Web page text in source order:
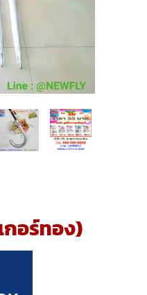
อร์ทอง)